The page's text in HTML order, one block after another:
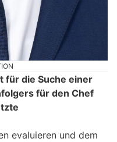
für die Suche einer
für den Chef
evaluieren und dem